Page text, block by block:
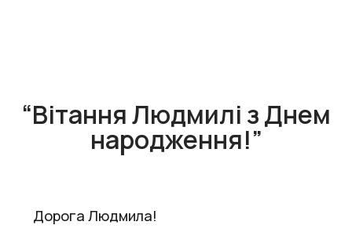
“Вітання Людмилі з Днем
народження!”
Дорога Людмила!